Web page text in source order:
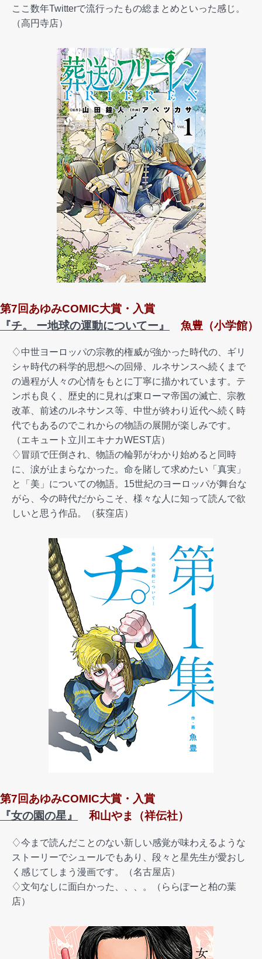
ここ数年Twitterで流行ったもの総まとめといった感じ。
（高円寺店）
第7回あゆみCOMIC大賞・入賞
『チ。 ー地球の運動についてー』
魚豊（小学館）
♢中世ヨーロッパの宗教的権威が強かった時代の、ギリ
シャ時代の科学的思想への回帰、ルネサンスへ続くまで
の過程が人々の心情をもとに丁寧に描かれています。テ
ンポも良く、歴史的に見れば東ローマ帝国の滅亡、宗教
改革、前述のルネサンス等、中世が終わり近代へ続く時
代でもあるのでこれからの物語の展開が楽しみです。
（エキュート立川エキナカWEST店）
♢冒頭で圧倒され、物語の輪郭がわかり始めると同時
に、涙が止まらなかった。命を賭して求めたい「真実」
と「美」についての物語。15世紀のヨーロッパが舞台な
がら、今の時代だからこそ、様々な人に知って読んで欲
しいと思う作品。（荻窪店）
第7回あゆみCOMIC大賞・入賞
『女の園の星』
和山やま（祥伝社）
♢今まで読んだことのない新しい感覚が味わえるような
ストーリーでシュールでもあり、段々と星先生が愛おし
く感じてしまう漫画です。（名古屋店）
♢文句なしに面白かった、、、。（ららぽーと柏の葉
店）